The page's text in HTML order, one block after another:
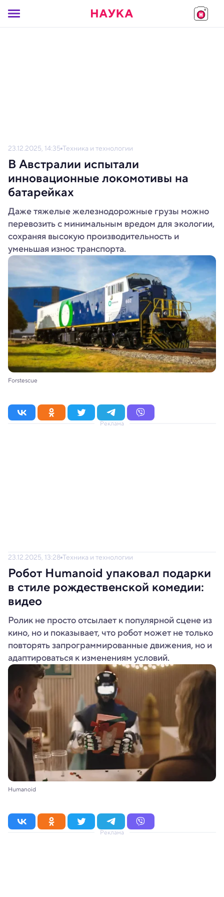
23.12.2025, 14:35 Техника и технологии
В Австралии испытали
инновационные локомотивы на
батарейках
Даже тяжелые железнодорожные грузы можно
перевозить с минимальным вредом для экологии,
сохраняя высокую производительность и
уменьшая износ транспорта.
Forstescue
Реклама
23.12.2025, 13:28 Техника и технологии
Робот Humanoid упаковал подарки
в стиле рождественской комедии:
видео
Ролик не просто отсылает к популярной сцене из
кино, но и показывает, что робот может не только
повторять запрограммированные движения, но и
адаптироваться к изменениям условий.
Humanoid
Реклама